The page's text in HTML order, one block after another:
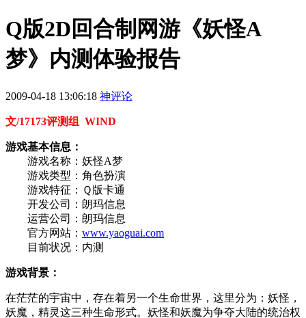
Q版2D回合制网游《妖怪A
梦》内测体验报告
2009-04-18 13:06:18 神评论
文/17173评测组 WIND
游戏基本信息：
游戏名称：妖怪A梦
游戏类型：角色扮演
游戏特征：Ｑ版卡通
开发公司：朗玛信息
运营公司：朗玛信息
官方网站： www.yaoguai.com
目前状况：内测
游戏背景：
在茫茫的宇宙中，存在着另一个生命世界，这里分为：妖怪，
妖魔，精灵这三种生命形式。妖怪和妖魔为争夺大陆的统治权